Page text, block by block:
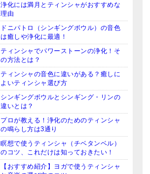
浄化には満月とティンシャがおすすめな
理由
ドニパトロ（シンギングボウル）の音色
は癒しや浄化に最適！
ティンシャでパワーストーンの浄化！そ
の方法とは？
ティンシャの音色に違いがある？癒しに
よいティンシャ選び方
シンギングボウルとシンギング・リンの
違いとは？
プロが教える！浄化のためのティンシャ
の鳴らし方は3通り
瞑想で使うティンシャ（チベタンベル）
のコツ、これだけは知っておきたい！
【おすすめ紹介】ヨガで使うティンシャ